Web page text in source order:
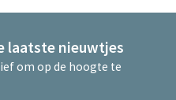
laatste nieuwtjes
om op de hoogte te